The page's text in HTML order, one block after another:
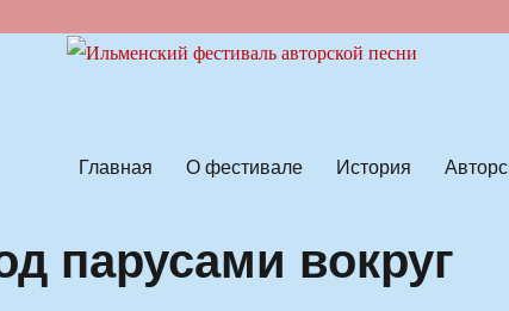
Главная О фестивале История
парусами вокруг